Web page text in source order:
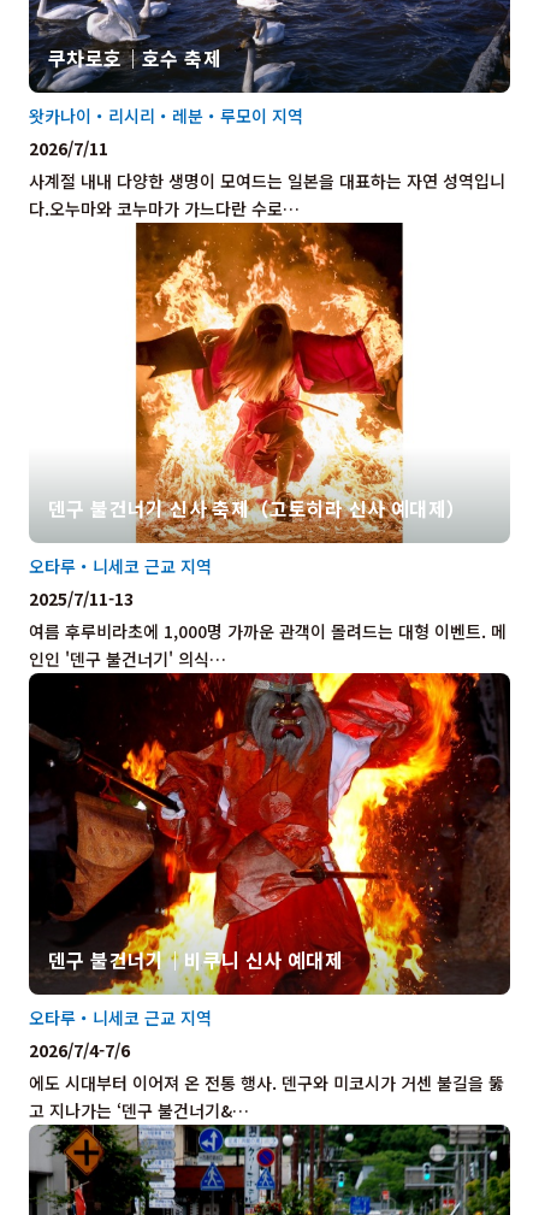
쿠차로호｜호수 축제
사계절 내내 다양한 생명이 모여드는 일본을 대표하는 자연 성역입니
다.오누마와 코누마가 가느다란 수로…
왓카나이・리시리・레분・루모이 지역
2026/7/11
덴구 불건너기 신사 축제（고토히라 신사 예대제）
여름 후루비라초에 1,000명 가까운 관객이 몰려드는 대형 이벤트. 메
인인 '덴구 불건너기' 의식…
오타루・니세코 근교 지역
2025/7/11-13
덴구 불건너기｜비쿠니 신사 예대제
에도 시대부터 이어져 온 전통 행사. 덴구와 미코시가 거센 불길을 뚫
고 지나가는 ‘덴구 불건너기&…
오타루・니세코 근교 지역
2026/7/4-7/6